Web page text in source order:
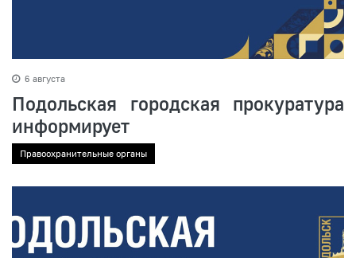
6 августа
Подольская городская прокуратура
информирует
Правоохранительные органы